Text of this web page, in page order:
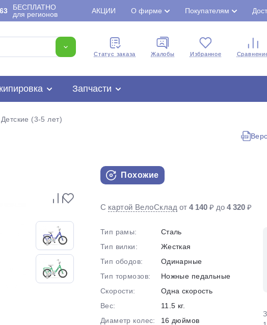
БЕСПЛАТНО
для регионов
АКЦИИ О фирме Покупателям
Cтатус заказа Жалобы Избранное
Запчасти
Детские (3-5 лет)
Похожие
С картой ВелоСклад от4 140 ₽ до4 320 ₽
Тип рамы:
Сталь
Тип вилки:
Жесткая
Тип ободов:
Одинарные
Тип тормозов:
Ножные педальные
Скорости:
Одна скорость
Вес:
11.5 кг.
Диаметр колес:
16 дюймов
оплату
без переплат